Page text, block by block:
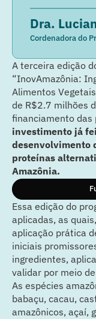
A terceira edição
“InovAmazônia:
Alimentos
de R$2.7 milhões
financiamento das
investimento já
desenvolvimento
proteínas
Amazônia.
Essa edição do
aplicadas, as
aplicação prática
iniciais
ingredientes,
validar por meio
As espécies
babaçu, cacau,
amazônicos, açaí,
Dra.
Cordenadora do